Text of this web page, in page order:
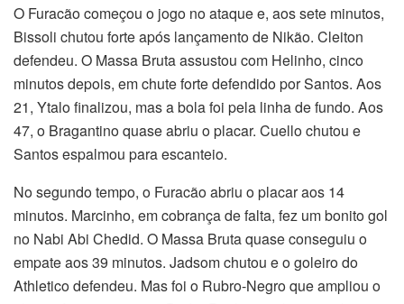
O Furacão começou o jogo no ataque e, aos sete minutos,
Bissoli chutou forte após lançamento de Nikão. Cleiton
defendeu. O Massa Bruta assustou com Helinho, cinco
minutos depois, em chute forte defendido por Santos. Aos
21, Ytalo finalizou, mas a bola foi pela linha de fundo. Aos
47, o Bragantino quase abriu o placar. Cuello chutou e
Santos espalmou para escanteio.
No segundo tempo, o Furacão abriu o placar aos 14
minutos. Marcinho, em cobrança de falta, fez um bonito gol
no Nabi Abi Chedid. O Massa Bruta quase conseguiu o
empate aos 39 minutos. Jadsom chutou e o goleiro do
Athletico defendeu. Mas foi o Rubro-Negro que ampliou o